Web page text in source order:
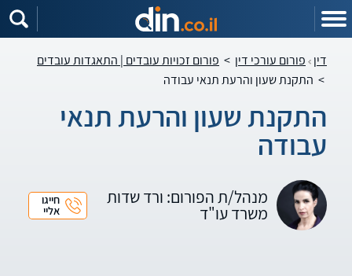
דין פורום עורכי דין > פורום זכויות עובדים | התאגדות עובדים
> התקנת שעון והרעת תנאי עבודה
התקנת שעון והרעת תנאי
עבודה
מנהל/ת הפורום: ורד שדות
משרד עו"ד
חייגו
אליי